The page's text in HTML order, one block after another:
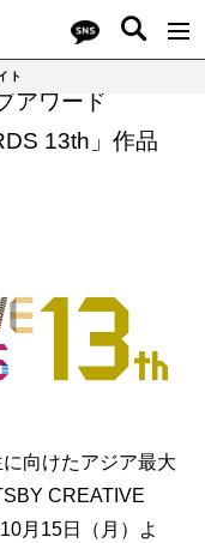
ト
アワード
13th」作品
向けたアジア最大
CREATIVE
月15日（月）よ